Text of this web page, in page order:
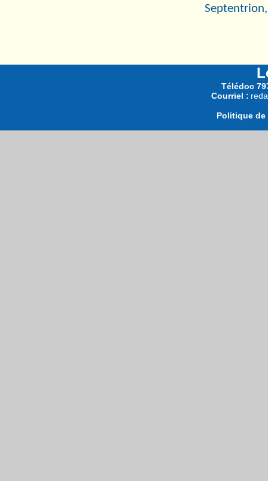
Télédoc
Courriel :
Politique